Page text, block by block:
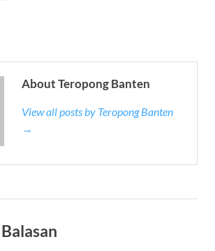
About Teropong Banten
View all posts by Teropong Banten
→